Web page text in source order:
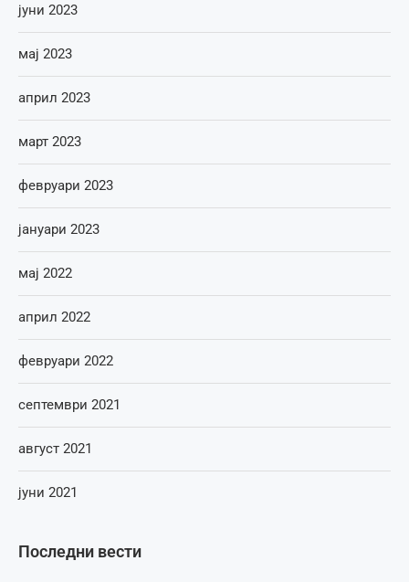
Последни вести
јуни 2023
мај 2023
април 2023
март 2023
февруари 2023
јануари 2023
мај 2022
април 2022
февруари 2022
септември 2021
август 2021
јуни 2021